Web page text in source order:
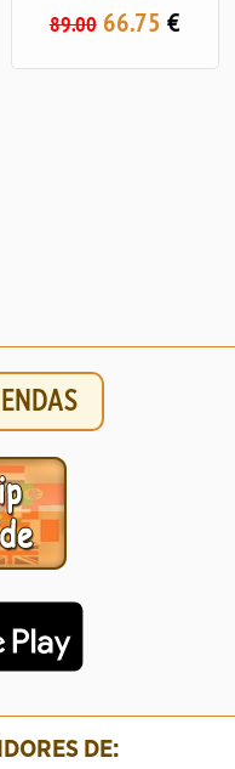
89.00 66.75€
DE: